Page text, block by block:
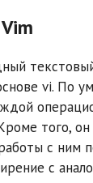
vi. По
того,
с ним
с